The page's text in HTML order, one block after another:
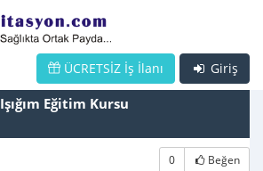
Giriş
ÜCRETSİZ İş İlanı
Işığım Eğitim Kursu
0 Beğen